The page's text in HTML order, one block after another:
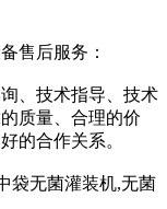
售后服务：
、技术指导、技术
质量、合理的价
的合作关系。